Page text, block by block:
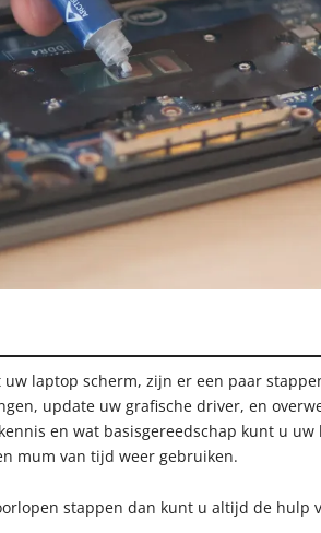
laptop scherm, zijn er een paar
update uw grafische driver, en
en wat basisgereedschap kunt u uw
mum van tijd weer gebruiken.
stappen dan kunt u altijd de hulp